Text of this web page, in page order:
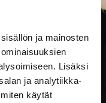
ja mainosten
Lisäksi
ja analytiikka-
käytät